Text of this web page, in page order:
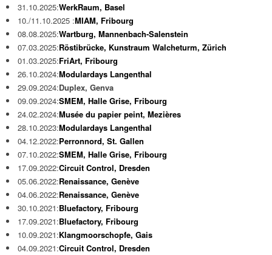
31.10.2025:WerkRaum, Basel
10./11.10.2025 :MIAM, Fribourg
08.08.2025:Wartburg, Mannenbach-Salenstein
07.03.2025:Röstibrücke, Kunstraum Walcheturm, Zürich
01.03.2025:FriArt, Fribourg
26.10.2024:Modulardays Langenthal
29.09.2024:Duplex, Genva
09.09.2024:SMEM, Halle Grise, Fribourg
24.02.2024:Musée du papier peint, Mezières
28.10.2023:Modulardays Langenthal
04.12.2022:Perronnord, St. Gallen
07.10.2022:SMEM, Halle Grise, Fribourg
17.09.2022:Circuit Control, Dresden
05.06.2022:Renaissance, Genève
04.06.2022:Renaissance, Genève
30.10.2021:Bluefactory, Fribourg
17.09.2021:Bluefactory, Fribourg
10.09.2021:Klangmoorschopfe, Gais
04.09.2021:Circuit Control, Dresden